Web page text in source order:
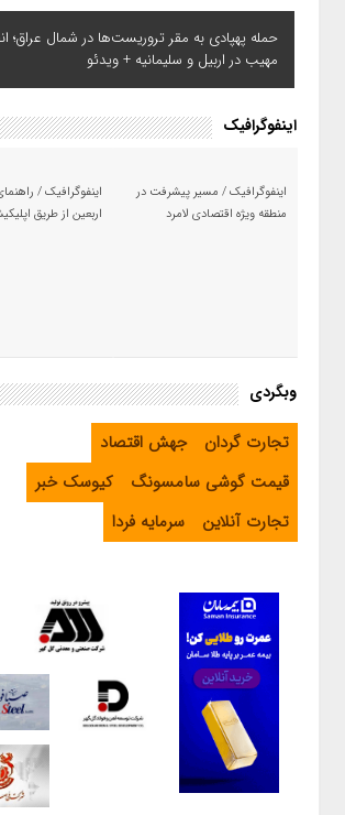
حمله پهپادی به مقر تروریست‌ها در شمال عراق؛
مهیب در اربیل و سلیمانیه + ویدئو
اینفوگرافیک
اینفوگرافیک / مسیر پیشرفت در
منطقه ویژه اقتصادی لامرد
اینفوگرافیک /
اربعین از طریق
وبگردی
تجارت گردان
جهش اقتصاد
قیمت گوشی سامسونگ
کیوسک خبر
تجارت آنلاین
سرمایه فردا